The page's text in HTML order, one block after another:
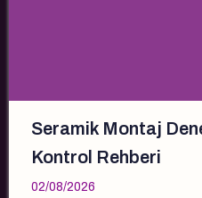
Seramik Montaj
Kontrol Rehberi
02/08/2026